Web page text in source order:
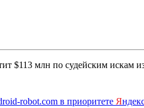
$113 млн по судейским искам
robot.com в приоритете Я